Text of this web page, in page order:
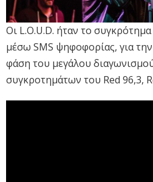
Οι L.O.U.D. ήταν το
μέσω SMS ψηφοφορίας, για την
φάση του μεγάλου
συγκροτημάτων του Red 96,3,